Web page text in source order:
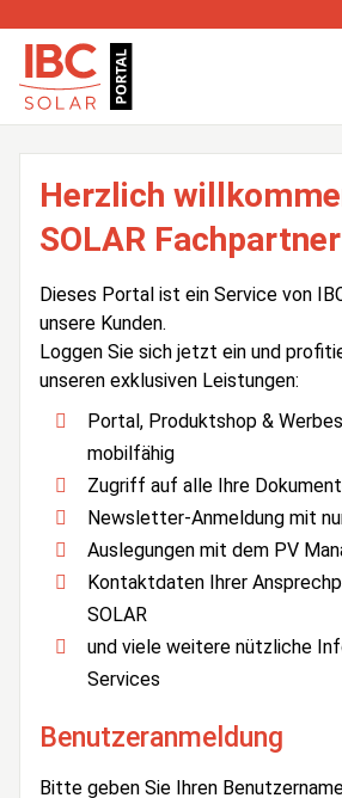
Herzlich
SOLAR
Dieses Portal ist ein Service von
unsere Kunden.
Loggen Sie sich jetzt ein und
unseren exklusiven Leistungen:
Portal, Produktshop &
mobilfähig
Zugriff auf alle Ihre
Newsletter-Anmeldung mit
Auslegungen mit dem PV
Kontaktdaten Ihrer
SOLAR
und viele weitere nützliche
Services
Benutzeranmeldung
Bitte geben Sie Ihren